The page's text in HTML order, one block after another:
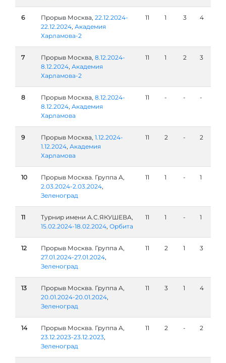
6 Прорыв Москва, 22.12.2024-
22.12.2024, Академия
Харламова-2
11 1 3 4
7 Прорыв Москва, 8.12.2024-
8.12.2024, Академия
Харламова-2
11 1 2 3
8 Прорыв Москва, 8.12.2024-
8.12.2024, Академия
Харламова
11 - - -
9 Прорыв Москва, 1.12.2024-
1.12.2024, Академия
Харламова
11 2 - 2
10
Прорыв Москва. Группа А,
2.03.2024-2.03.2024,
Зеленоград
11 1 - 1
11
Турнир имени А.С.ЯКУШЕВА,
15.02.2024-18.02.2024, Орбита
11 1 - 1
12
Прорыв Москва. Группа А,
27.01.2024-27.01.2024,
Зеленоград
11 2 1 3
13
Прорыв Москва. Группа А,
20.01.2024-20.01.2024,
Зеленоград
11 3 1 4
14
Прорыв Москва. Группа А,
23.12.2023-23.12.2023,
Зеленоград
11 2 - 2